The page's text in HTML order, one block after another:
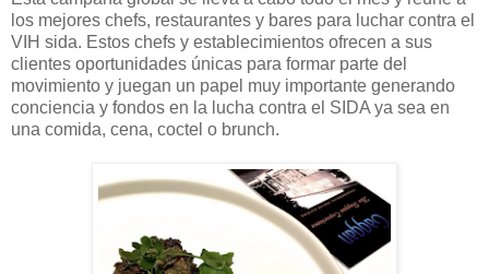
los mejores chefs, restaurantes y bares para luchar contra el
VIH sida. Estos chefs y establecimientos ofrecen a sus
clientes oportunidades únicas para formar parte del
movimiento y juegan un papel muy importante generando
conciencia y fondos en la lucha contra el SIDA ya sea en
una comida, cena, coctel o brunch.